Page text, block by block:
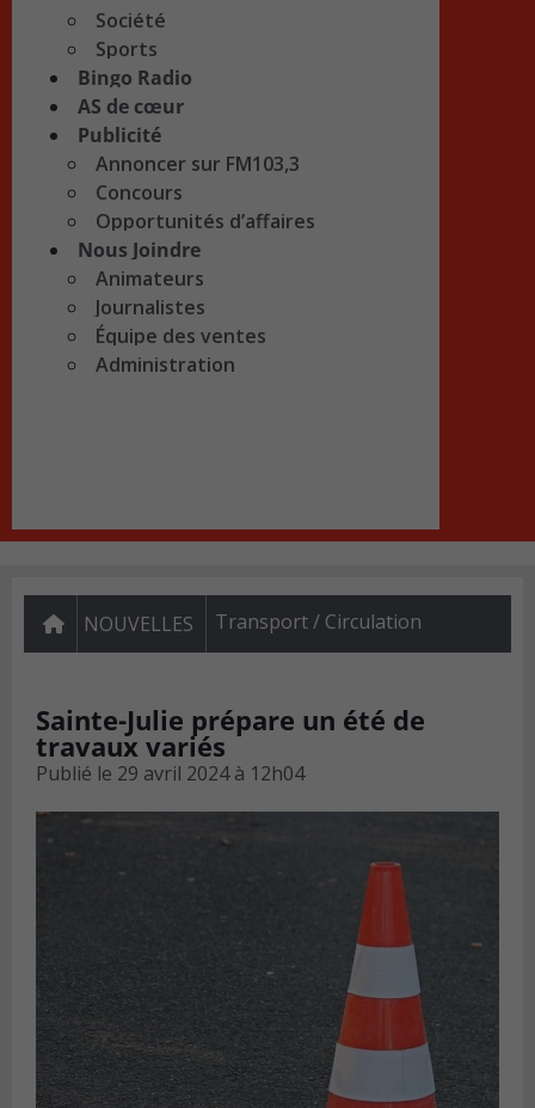
Société
Sports
Bingo Radio
AS de cœur
Publicité
Annoncer sur FM103,3
Concours
Opportunités d’affaires
Nous Joindre
Animateurs
Journalistes
Équipe des ventes
Administration
NOUVELLES Transport / Circulation
Sainte-Julie prépare un été de
travaux variés
Publié le 29 avril 2024 à 12h04